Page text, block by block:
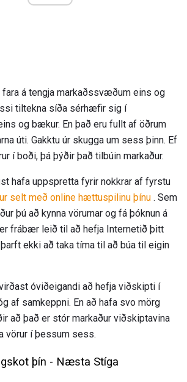
fara á tengja markaðssvæðum eins og
tiltekna síða sérhæfir sig í
og bækur. En það eru fullt af öðrum
úti. Gakktu úr skugga um sess þinn. Ef
í boði, þá þýðir það tilbúin markaður.
hafa uppspretta fyrir nokkrar af fyrstu
selt með online hættuspilinu þínu . Sem
þú að kynna vörurnar og fá þóknun á
frábær leið til að hefja Internetið þitt
ekki að taka tíma til að búa til eigin
óviðeigandi að hefja viðskipti í
af samkeppni. En að hafa svo mörg
að það er stór markaður viðskiptavina
vörur í þessum sess.
þín - Næsta Stíga